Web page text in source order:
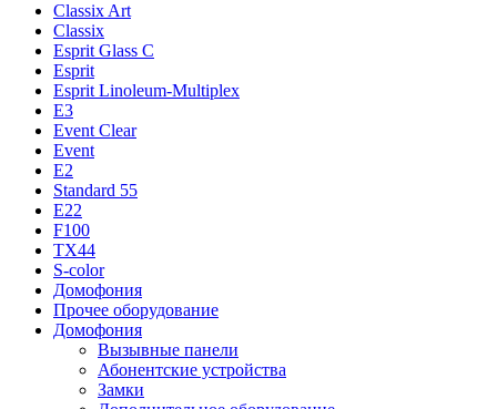
Classix Art
Classix
Esprit Glass C
Esprit
Esprit Linoleum-Multiplex
E3
Event Clear
Event
E2
Standard 55
E22
F100
TX44
S-color
Домофония
Прочее оборудование
Домофония
Вызывные панели
Абонентские устройства
Замки